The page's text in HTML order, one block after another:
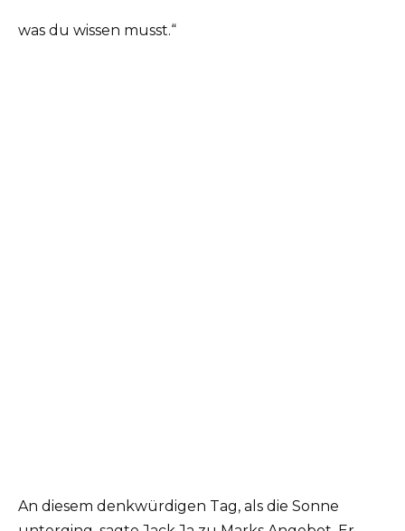
was du wissen musst.“
An diesem denkwürdigen Tag, als die Sonne